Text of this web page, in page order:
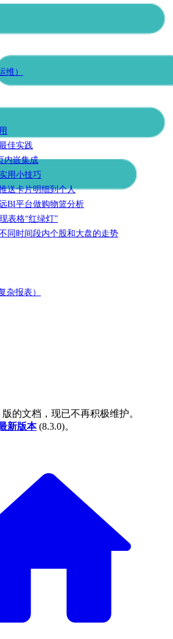
维）
佳实践
内嵌集成
用小技巧
送卡片明细到个人
BI平台做购物篮分析
表格“红绿灯”
同时间段内个股和大盘的走势
杂报表）
版的文档，现已不再积极维护。
新版本(8.3.0)。